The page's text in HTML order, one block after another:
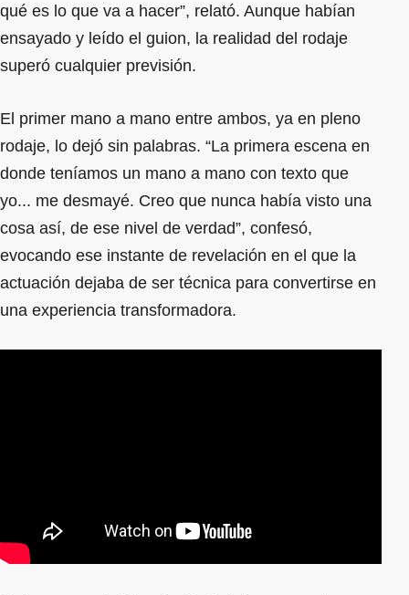
qué es lo que va a hacer”, relató. Aunque habían
ensayado y leído el guion, la realidad del rodaje
superó cualquier previsión.
El primer mano a mano entre ambos, ya en pleno
rodaje, lo dejó sin palabras. “La primera escena en
donde teníamos un mano a mano con texto que
yo... me desmayé. Creo que nunca había visto una
cosa así, de ese nivel de verdad”, confesó,
evocando ese instante de revelación en el que la
actuación dejaba de ser técnica para convertirse en
una experiencia transformadora.